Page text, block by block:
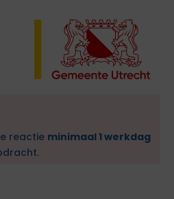
reactie minimaal 1 werkdag